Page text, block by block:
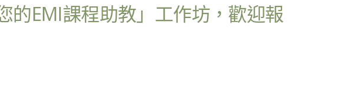
的EMI課程助教」工作坊，歡迎報